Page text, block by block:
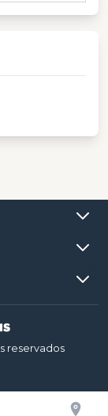
reservados